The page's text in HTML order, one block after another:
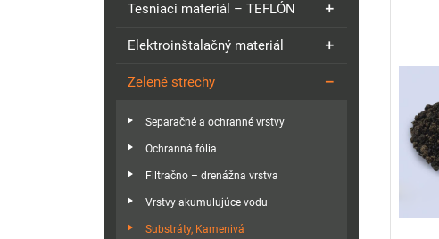
Tesniaci materiál – TEFLÓN
Elektroinštalačný materiál
Zelené strechy
Separačné a ochranné vrstvy
Ochranná fólia
Filtračno – drenážna vrstva
Vrstvy akumulujúce vodu
Substráty, Kamenivá